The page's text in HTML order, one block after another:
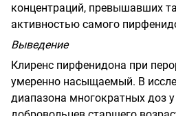
концентраций, превышавших
активностью самого
Выведение
Клиренс пирфенидона при
умеренно насыщаемый. В
диапазона многократных доз